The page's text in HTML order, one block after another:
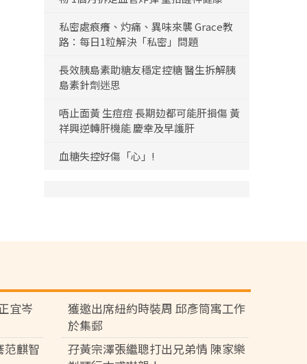
私密處痕癢、灼痛、異味來襲 Grace教
路：每日1粒解決「私密」問題
長效胰島素助糖友穩定控糖 醫生拆解胰
島素針劑迷思
唔止面黃 生痘痘 長期攰都可能肝損傷 黃
祥興逆轉肝機能 慶幸及早護肝
血糖失控好傷「心」!
宜岑
獲邀出席紐約時裝周 邱彥筒寓工作
於集郵
范麒智
孖黃宗澤張繼聰打出兄弟情 陳家樂